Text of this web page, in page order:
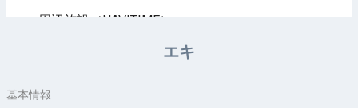
周辺施設（NAVITIME）
エキ
基本情報